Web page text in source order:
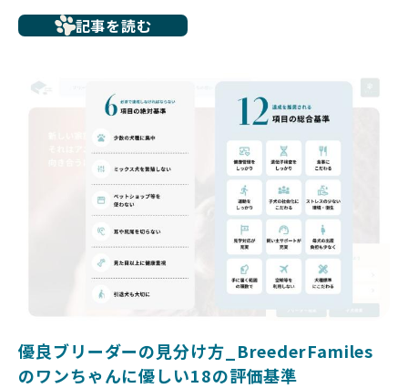
ち、健康面や社会性に問題を抱えていたり、またブリーダー
いるというケースもあります。こうした問題は、消費者にと
っても大きな負担であり、ワンちゃん自身にとっても非常に
だからこそ、私たちは正しい情報と安心して選べる場所を提
供すべきだと考えています。BreederFamiliesでは、ワンち
ゃんを家族のように愛する「優良ブリーダー」のみを独自の
厳しい基準で厳選し、その評価基準や評価結果をオープンに
しています。これにより、消費者の皆様が安心して子犬やブ
リーダーを選べる環境を整えています。
そして、消費者の皆様が正しい情報をもとに優良ブリーダー
を求めることで、ワンちゃんを家族のように愛する優良ブリ
ーダーが増え、営利優先の「悪徳ブリーダー」が自然と淘汰
される社会を目指しています。目の前の子犬だけでなく、親
ゃんに優しい世界を築いていきたいと考えています。
記事を読む
優良ブリーダーの見分け方_BreederFamiles
のワンちゃんに優しい18の評価基準